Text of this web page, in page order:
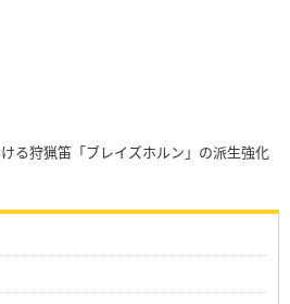
る狩猟笛「ブレイズホルン」の派生強化